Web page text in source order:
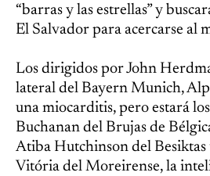
“barras y las estrellas” y
El Salvador para acercarse al
Los dirigidos por John
lateral del Bayern Munich,
una miocarditis, pero estará
Buchanan del Brujas de
Atiba Hutchinson del Besiktas
Vitória del Moreirense, la